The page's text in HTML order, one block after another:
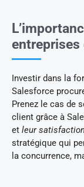
entreprises
Investir dans la
Salesforce
Prenez le cas de
client grâce à
et leur
stratégique qui
la concurrence,